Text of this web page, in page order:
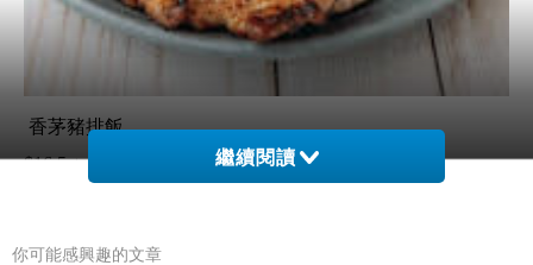
香茅豬排飯
$16.5 + 5%稅 + 12%小費 = 19.41加元（台幣432元)。
繼續閱讀
你可能感興趣的文章